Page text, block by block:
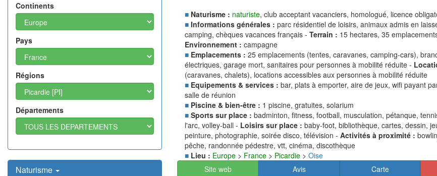
Continents
Pays
Régions
Départements
Naturisme
■ Naturisme : naturiste, club acceptant vacanciers, homologué, licence
■ Informations générales : parc résidentiel de loisirs, animaux admis en
camping, chèques vacances français - Terrain : 15 hectares, 35
Environnement : campagne
■ Emplacements : 25 emplacements (tentes, caravanes, camping-cars),
électriques, garage mort, sanitaires pour personnes à mobilité réduite -
(caravanes, chalets), locations accessibles aux personnes à mobilité réduite
■ Equipements & services : bar, plats à emporter, aire de jeux, wifi payant
salle de réunion
■ Piscine & bien-être : 1 piscine, gratuites, solarium
■ Sports sur place : badminton, fitness, football, musculation, pétanque,
l'arc, volley-ball - Loisirs sur place : baby-foot, bibliothèque, cartes, dessin,
peinture, photographie, soirée disco, télévision - Activités à proximité :
pêche, randonnée pédestre, vtt, cinéma, discothèque
■ Lieu : Europe > France > Picardie > Oise
Site web
Avis Carte